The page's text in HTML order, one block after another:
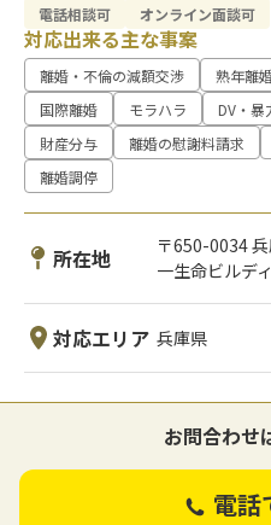
電話相談可
オンライン面談可
対応出来る主な事案
離婚・不倫の減額交渉 熟年離
国際離婚
モラハラ DV・暴
財産分与
離婚の慰謝料請求
離婚調停
所在地
〒650-0034
一生命ビルデ
対応エリア 兵庫県
お問合わせ
電話